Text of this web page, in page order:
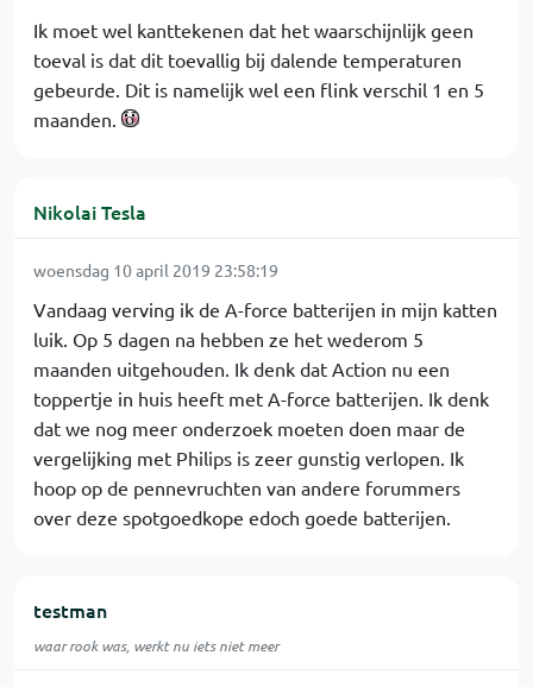
Ik moet wel kanttekenen dat het waarschijnlijk geen
toeval is dat dit toevallig bij dalende temperaturen
gebeurde. Dit is namelijk wel een flink verschil 1 en 5
maanden.
Nikolai Tesla
woensdag 10 april 2019 23:58:19
Vandaag verving ik de A-force batterijen in mijn katten
luik. Op 5 dagen na hebben ze het wederom 5
maanden uitgehouden. Ik denk dat Action nu een
toppertje in huis heeft met A-force batterijen. Ik denk
dat we nog meer onderzoek moeten doen maar de
vergelijking met Philips is zeer gunstig verlopen. Ik
hoop op de pennevruchten van andere forummers
over deze spotgoedkope edoch goede batterijen.
testman
waar rook was, werkt nu iets niet meer